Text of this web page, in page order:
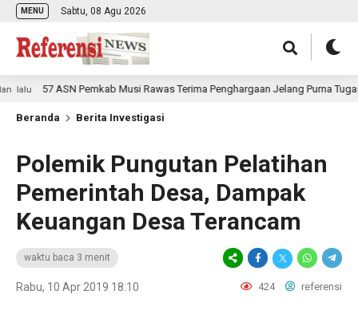
MENU Sabtu, 08 Agu 2026
57 ASN Pemkab Musi Rawas Terima Penghargaan Jelang Purna Tugas
Beranda Berita Investigasi
Polemik Pungutan Pelatihan
Pemerintah Desa, Dampak
Keuangan Desa Terancam
waktu baca 3 menit
Rabu, 10 Apr 2019 18:10 424 referensi